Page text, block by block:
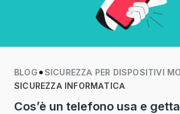
BLOG
SICUREZZA PER DISPOSITIVI
SICUREZZA INFORMATICA
Cos’è un telefono usa e